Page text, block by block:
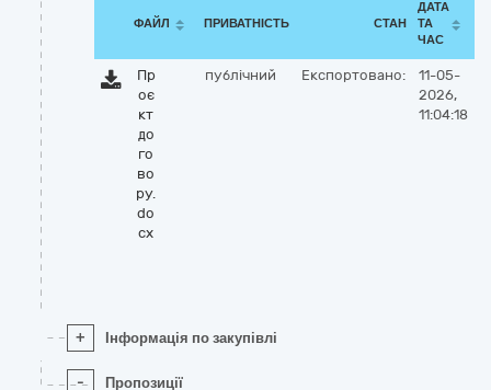
ФАЙЛ ПРИВАТНІСТЬ СТАН
ДАТА
ТА
ЧАС
Пр
оє
кт
до
го
во
ру.
do
cx
публічний Експортовано:
11-05-
2026,
11:04:18
+ Інформація по закупівлі
- Пропозиції